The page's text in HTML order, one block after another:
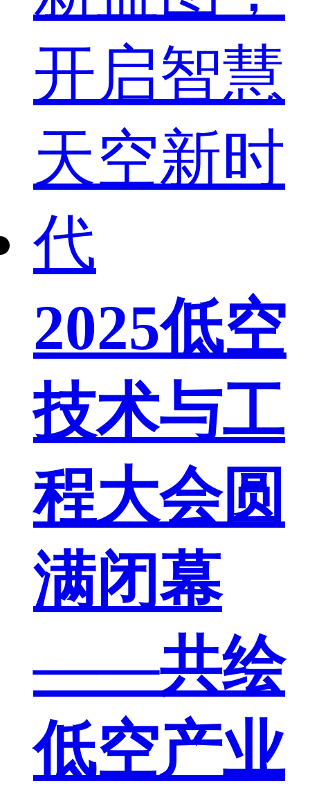
2025低空
技术与工
程大会圆
满闭幕
——共绘
低空产业